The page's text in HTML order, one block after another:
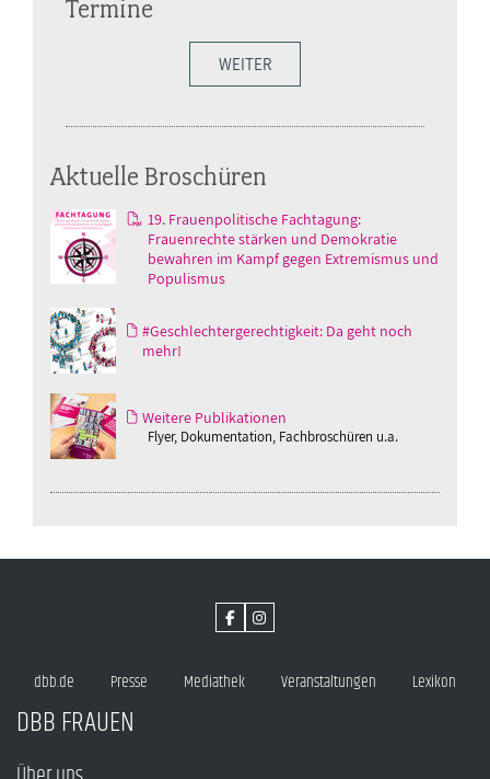
Termine
WEITER
Aktuelle Broschüren
19. Frauenpolitische Fachtagung:
Frauenrechte stärken und Demokratie
bewahren im Kampf gegen Extremismus und
Populismus
#Geschlechtergerechtigkeit: Da geht noch
mehr!
Weitere Publikationen
Flyer, Dokumentation, Fachbroschüren u.a.
dbb.de Presse Mediathek Veranstaltungen Lexikon
DBB FRAUEN